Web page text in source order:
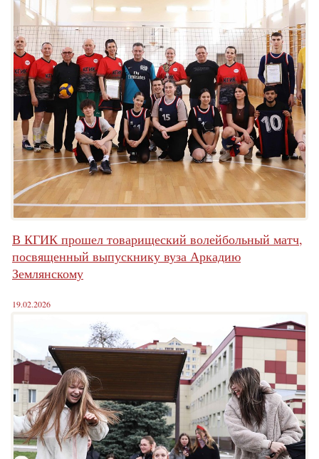
В КГИК прошел товарищеский волейбольный матч,
посвященный выпускнику вуза Аркадию
Землянскому
19.02.2026